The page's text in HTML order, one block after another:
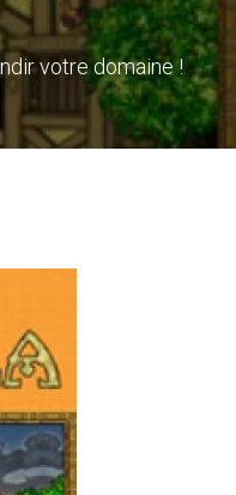
votre domaine !